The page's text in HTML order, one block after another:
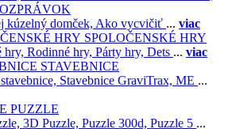
kúzelný domček, Ako vycvičiť ... viac
SPOLOČENSKÉ HRY
hry, Rodinné hry, Párty hry, Dets ... viac
STAVEBNICE
Stavebnice GraviTrax, ME ...
PUZZLE
3D Puzzle, Puzzle 300d, Puzzle 5 ...